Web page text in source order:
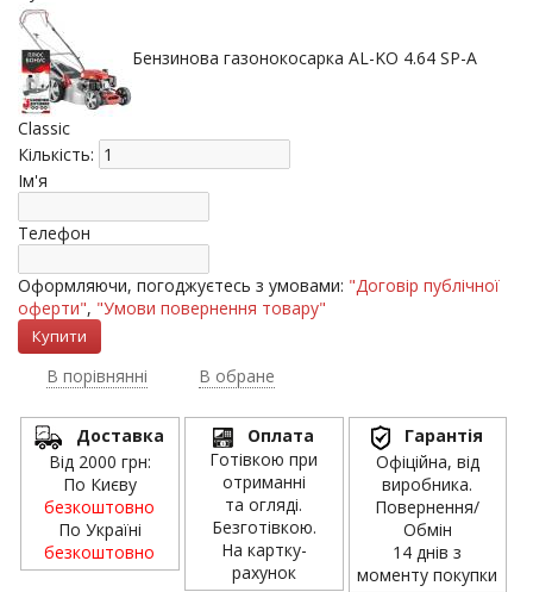
Бензинова газонокосарка AL-KO 4.64 SP-A
Classic
Кількість:
Ім'я
Телефон
Оформляючи, погоджуєтесь з умовами: "Договір публічної
оферти", "Умови повернення товару"
В порівнянні В обране
Доставка
Від 2000 грн:
По Києву
безкоштовно
По Україні
безкоштовно
Оплата
Готівкою при
отриманні
та огляді.
Безготівкою.
На картку-
рахунок
Гарантія
Офіційна, від
виробника.
Повернення/
Обмін
14 днів з
моменту покупки